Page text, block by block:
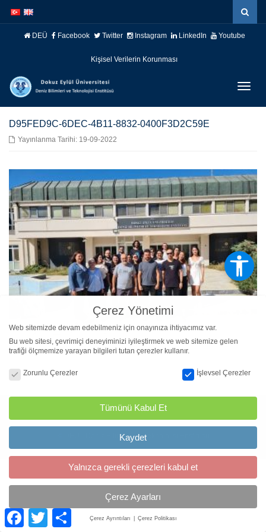
atla
atla
DEÜ Facebook Twitter Instagram LinkedIn Youtube
Kişisel Verilerin Korunması
D95FED9C-6DEC-4B11-8832-0400F3D2C59E
Yayınlanma Tarihi: 19-09-2022
© DEÜ - Deniz Bilimleri ve Teknolojisi Enstitüsü
FacebookTwitter
Çerez Yönetimi
Web sitemizde devam edebilmeniz için onayınıza ihtiyacımız var.
Bu web sitesi, çevrimiçi deneyiminizi iyileştirmek ve web sitemize gelen
trafiği ölçmemize yarayan bilgileri tutan çerezler kullanır.
Zorunlu Çerezler
İşlevsel Çerezler
Tümünü Kabul Et
Kaydet
Yalnızca gerekli çerezleri kabul et
Çerez Ayarları
Çerez Ayrıntıları Çerez Politikası